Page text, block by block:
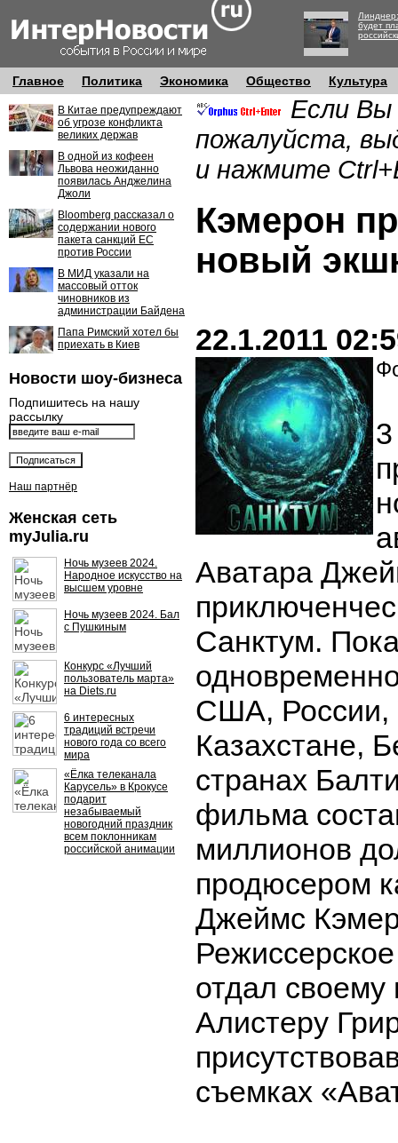
будет
Главное Политика Экономика Общество Культура
В Китае предупреждают
об угрозе конфликта
великих держав
В одной из кофеен
Львова неожиданно
появилась Анджелина
Джоли
Bloomberg рассказал о
содержании нового
пакета санкций ЕС
против России
В МИД указали на
массовый отток
чиновников из
администрации Байдена
Папа Римский хотел бы
приехать в Киев
Новости шоу-бизнеса
Подпишитесь на нашу
рассылку
Наш партнёр
Женская сеть
myJulia.ru
Ночь музеев 2024.
Народное искусство на
высшем уровне
Ночь музеев 2024. Бал
с Пушкиным
Конкурс «Лучший
пользователь марта»
на Diets.ru
6 интересных
традиций встречи
нового года со всего
мира
«Ёлка телеканала
Карусель» в Крокусе
подарит
незабываемый
новогодний праздник
всем поклонникам
российской анимации
Если Вы
пожалуйста,
и нажмите
Кэмерон
новый
22.1.2011
Аватара
Санктум.
США, России,
Казахстане,
странах
фильма
миллионов
продюсером
Джеймс
отдал своему
Алистеру
съемках